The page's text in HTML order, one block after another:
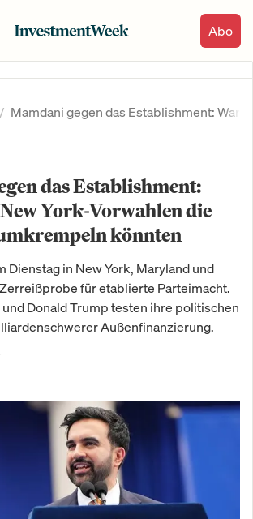
Abo
Mamdani gegen das Establishment:
das Establishment:
York-Vorwahlen die
könnten
Dienstag in New York, Maryland und
für etablierte Parteimacht.
Donald Trump testen ihre politischen
Außenfinanzierung.